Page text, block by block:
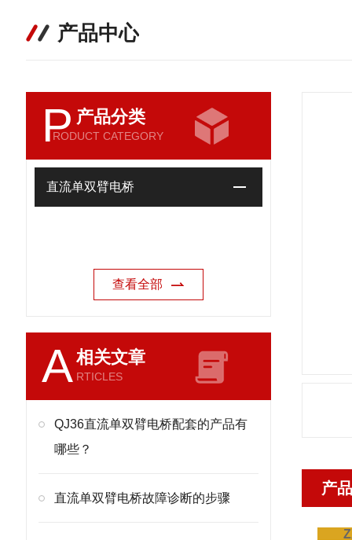
产品中心
P 产品分类
RODUCT CATEGORY
直流单双臂电桥
查看全部
A相关文章
RTICLES
QJ36直流单双臂电桥配套的产品有
哪些？
直流单双臂电桥故障诊断的步骤
产